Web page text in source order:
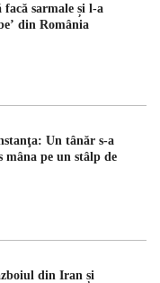
facă sarmale și l-a
din România
Un tânăr s-a
mâna pe un stâlp de
din Iran și